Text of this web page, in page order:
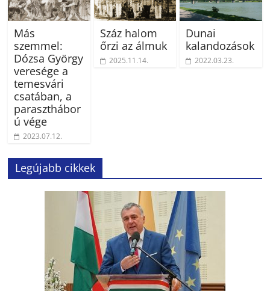
Más
szemmel:
Dózsa György
veresége a
temesvári
csatában, a
paraszthábor
ú vége
2023.07.12.
Száz halom
őrzi az álmuk
2025.11.14.
Dunai
kalandozások
2022.03.23.
Legújabb cikkek